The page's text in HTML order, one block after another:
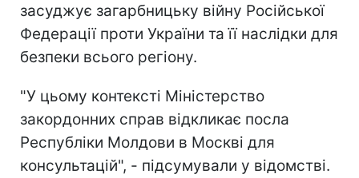
засуджує загарбницьку війну Російської
Федерації проти України та її наслідки для
безпеки всього регіону.
"У цьому контексті Міністерство
закордонних справ відкликає посла
Республіки Молдови в Москві для
консультацій", - підсумували у відомстві.